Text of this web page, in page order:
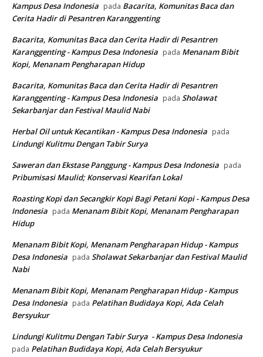
Kampus Desa Indonesia pada Bacarita, Komunitas Baca dan
Cerita Hadir di Pesantren Karanggenting
Bacarita, Komunitas Baca dan Cerita Hadir di Pesantren
Karanggenting - Kampus Desa Indonesia pada Menanam Bibit
Kopi, Menanam Pengharapan Hidup
Bacarita, Komunitas Baca dan Cerita Hadir di Pesantren
Karanggenting - Kampus Desa Indonesia pada Sholawat
Sekarbanjar dan Festival Maulid Nabi
Herbal Oil untuk Kecantikan - Kampus Desa Indonesia pada
Lindungi Kulitmu Dengan Tabir Surya
Saweran dan Ekstase Panggung - Kampus Desa Indonesia pada
Pribumisasi Maulid; Konservasi Kearifan Lokal
Roasting Kopi dan Secangkir Kopi Bagi Petani Kopi - Kampus Desa
Indonesia pada Menanam Bibit Kopi, Menanam Pengharapan
Hidup
Menanam Bibit Kopi, Menanam Pengharapan Hidup - Kampus
Desa Indonesia pada Sholawat Sekarbanjar dan Festival Maulid
Nabi
Menanam Bibit Kopi, Menanam Pengharapan Hidup - Kampus
Desa Indonesia pada Pelatihan Budidaya Kopi, Ada Celah
Bersyukur
Lindungi Kulitmu Dengan Tabir Surya - Kampus Desa Indonesia
pada Pelatihan Budidaya Kopi, Ada Celah Bersyukur